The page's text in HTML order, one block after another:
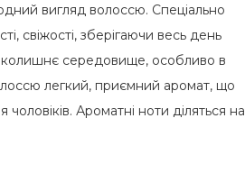
вигляд волоссю. Спеціально
свіжості, зберігаючи весь день
середовище, особливо в
легкий, приємний аромат, що
чоловіків. Ароматні ноти діляться на